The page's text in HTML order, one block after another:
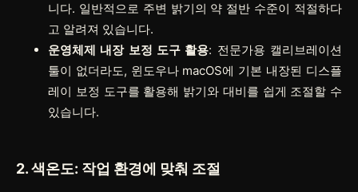
니다. 일반적으로 주변 밝기의 약 절반 수준이 적절하다
고 알려져 있습니다.
운영체제 내장 보정 도구 활용: 전문가용 캘리브레이션
툴이 없더라도, 윈도우나 macOS에 기본 내장된 디스플
레이 보정 도구를 활용해 밝기와 대비를 쉽게 조절할 수
있습니다.
2. 색온도: 작업 환경에 맞춰 조절